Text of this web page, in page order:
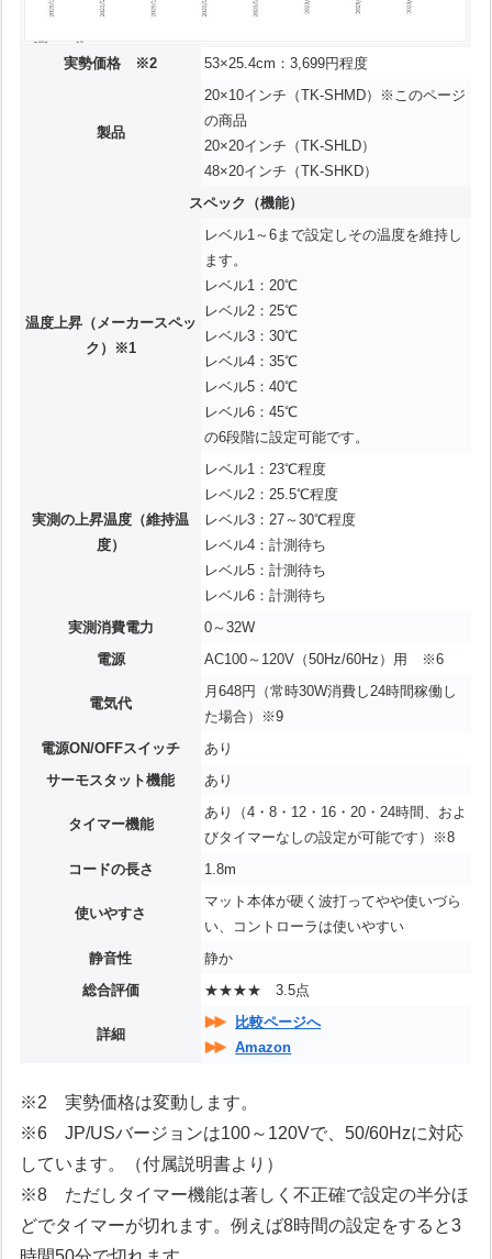
実勢価格 ※2 53×25.4cm：3,699円程度
製品
20×10インチ（TK-SHMD）※このページ
の商品
20×20インチ（TK-SHLD）
48×20インチ（TK-SHKD）
スペック（機能）
温度上昇（メーカースペッ
ク）※1
レベル1～6まで設定しその温度を維持し
ます。
レベル1：20℃
レベル2：25℃
レベル3：30℃
レベル4：35℃
レベル5：40℃
レベル6：45℃
の6段階に設定可能です。
実測の上昇温度（維持温
度）
レベル1：23℃程度
レベル2：25.5℃程度
レベル3：27～30℃程度
レベル4：計測待ち
レベル5：計測待ち
レベル6：計測待ち
実測消費電力
0～32W
電源
AC100～120V（50Hz/60Hz）用 ※6
電気代
月648円（常時30W消費し24時間稼働し
た場合）※9
電源ON/OFFスイッチ
あり
サーモスタット機能
あり
タイマー機能
あり（4・8・12・16・20・24時間、およ
びタイマーなしの設定が可能です）※8
コードの長さ
1.8m
使いやすさ
マット本体が硬く波打ってやや使いづら
い、コントローラは使いやすい
静音性
静か
総合評価
★★★★ 3.5点
詳細
比較ページへ
Amazon
※2 実勢価格は変動します。
※6 JP/USバージョンは100～120Vで、50/60Hzに対応
しています。（付属説明書より）
※8 ただしタイマー機能は著しく不正確で設定の半分ほ
どでタイマーが切れます。例えば8時間の設定をすると3